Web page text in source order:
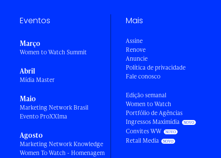
Eventos
Março
Women to Watch Summit
Abril
Mídia Master
Maio
Marketing Network Brasil
Evento ProXXIma
Agosto
Marketing Network Knowledge
Women To Watch - Homenagem
Mais
Assine
Renove
Anuncie
Política de privacidade
Fale conosco
Edição semanal
Women to Watch
Portfólio de Agências
Ingressos Maximídia
Convites WW
Retail Media